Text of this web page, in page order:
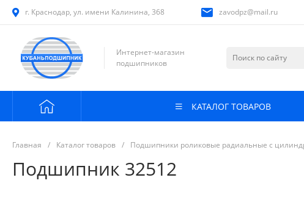
г. Краснодар, ул. имени Калинина, 368 zavodpz@mail.ru
Интернет-магазин
подшипников
КАТАЛОГ ТОВАРОВ
Главная / Каталог товаров / Подшипники роликовые радиальные с
Подшипник 32512